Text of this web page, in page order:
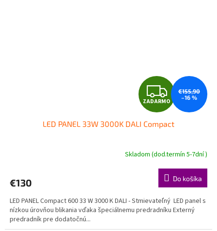
Z
A
D
A
R
M
O
ZADARMO
€155,90
–16 %
LED PANEL 33W 3000K DALI Compact
Skladom (dod.termín 5-7dní )
€130 Do košíka
LED PANEL Compact 600 33 W 3000 K DALI - Stmievateľný LED panel s
nízkou úrovňou blikania vďaka špeciálnemu predradníku Externý
predradník pre dodatočnú...